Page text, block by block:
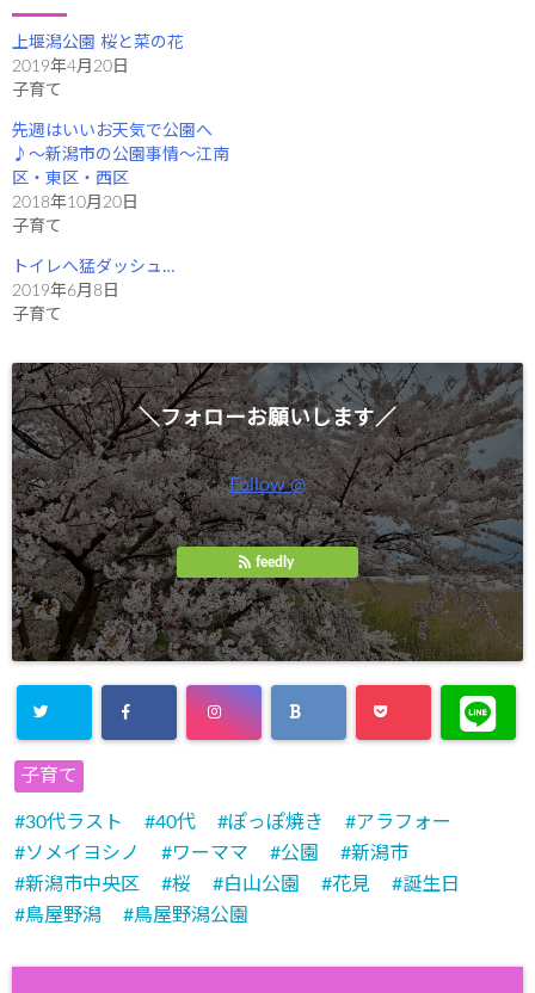
t
r
で
共
有
(
し
い
ウ
ィ
ン
ド
ウ
で
ま
す
)
る
に
は
ク
し
て
く
だ
さ
い
し
い
ウ
ィ
開
き
ま
す
)
上堰潟公園 桜と菜の花
2019年4月20日
子育て
先週はいいお天気で公園へ
♪〜新潟市の公園事情〜江南
区・東区・西区
2018年10月20日
子育て
トイレへ猛ダッシュ…
2019年6月8日
子育て
＼フォローお願いします／
Follow @
feedly
子育て
30代ラスト 40代 ぽっぽ焼き
アラフォー
ソメイヨシノ
ワーママ 公園
新潟市
新潟市中央区
桜 白山公園 花見
誕生日
鳥屋野潟
鳥屋野潟公園